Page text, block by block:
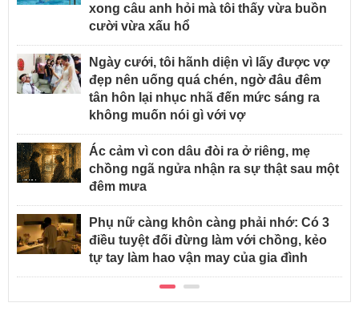
xong câu anh hỏi mà tôi thấy vừa buồn
cười vừa xấu hổ
Ngày cưới, tôi hãnh diện vì lấy được vợ
đẹp nên uống quá chén, ngờ đâu đêm
tân hôn lại nhục nhã đến mức sáng ra
không muốn nói gì với vợ
Ác cảm vì con dâu đòi ra ở riêng, mẹ
chồng ngã ngửa nhận ra sự thật sau một
đêm mưa
Phụ nữ càng khôn càng phải nhớ: Có 3
điều tuyệt đối đừng làm với chồng, kẻo
tự tay làm hao vận may của gia đình